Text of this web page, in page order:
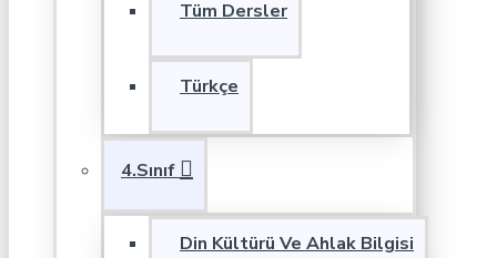
Tüm Dersler
Türkçe
4.Sınıf
Din Kültürü Ve Ahlak Bilgisi